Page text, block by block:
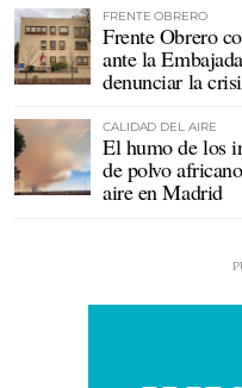
FRENTE OBRERO
Frente Obrero
ante la
denunciar la
CALIDAD DEL AIRE
El humo de los
de polvo
aire en Madrid